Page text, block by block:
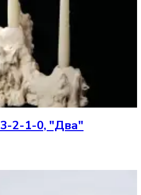
3-2-1-0, "Два"